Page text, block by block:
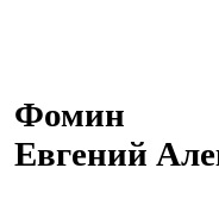
Фомин
Евгений